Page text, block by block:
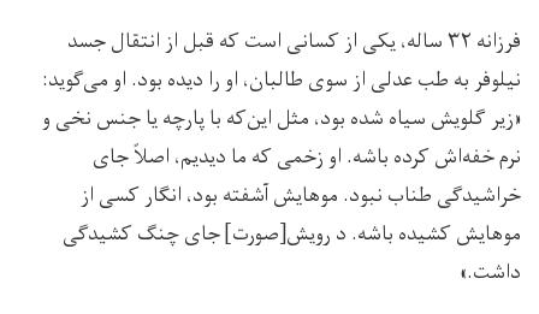
فرزانه ۳۲ ساله، یکی از کسانی است که قبل از انتقال جسد
نیلوفر به طب عدلی از سوی طالبان، او را دیده بود. او می‌گوید:
«زیر گلویش سیاه شده بود، مثل این‌که با پارچه یا جنس نخی و
نرم خفه‌اش کرده باشه. او زخمی که ما دیدیم، اصلاً جای
خراشیدگی طناب نبود. موهایش آشفته بود، انگار کسی از
موهایش کشیده باشه. د رویش[صورت] جای چنگ کشیدگی
داشت.»